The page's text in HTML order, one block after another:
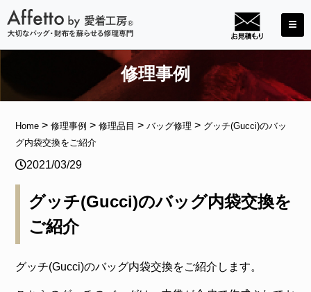
修理事例
Home >修理事例 >修理品目 >バッグ修理 > グッチ(Gucci)のバッ
グ内袋交換をご紹介
2021/03/29
グッチ(Gucci)のバッグ内袋交換を
ご紹介
グッチ(Gucci)のバッグ内袋交換をご紹介します。